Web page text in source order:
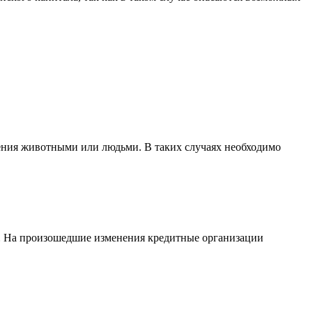
животными или людьми. В таких случаях необходимо
произошедшие изменения кредитные организации